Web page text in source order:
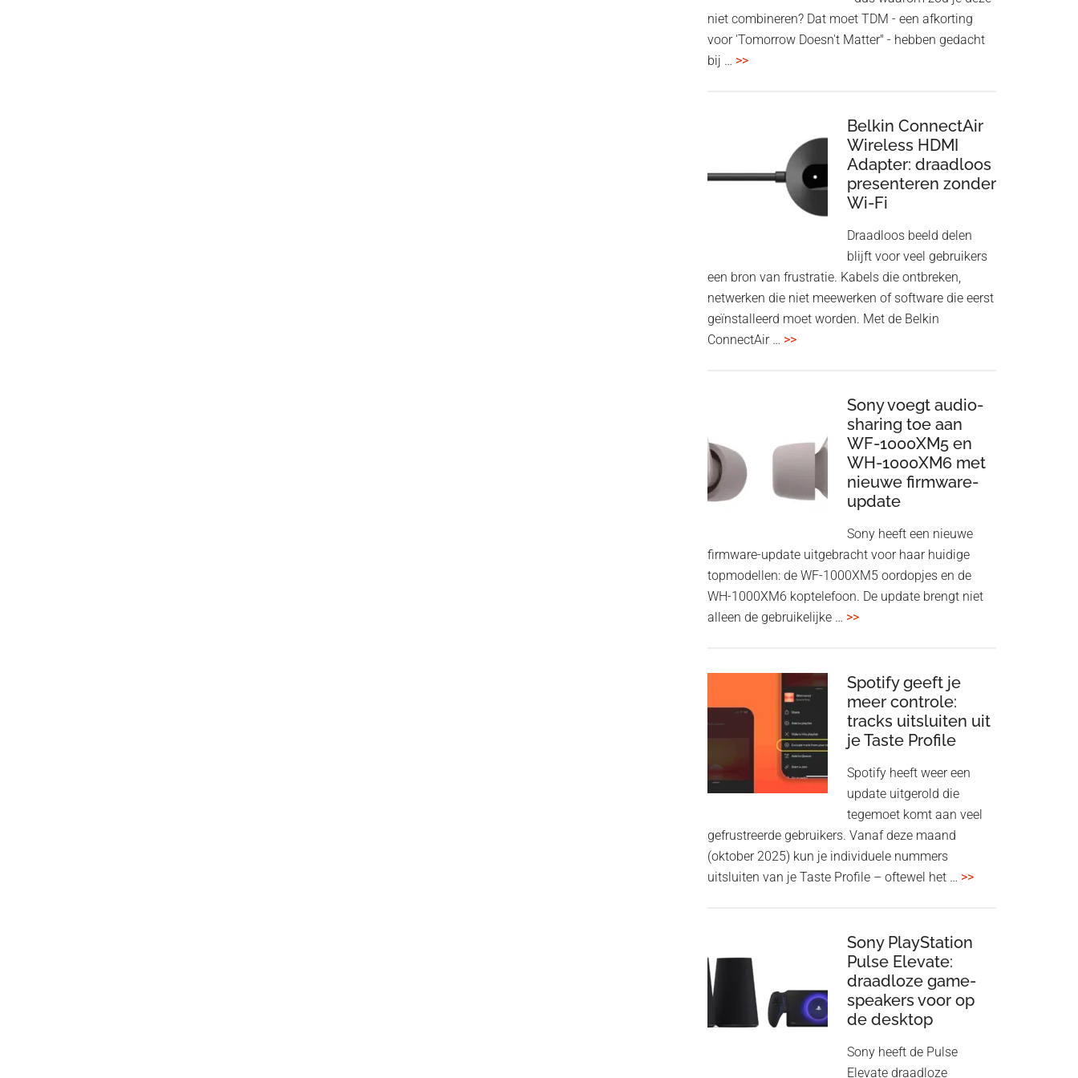
niet combineren? Dat moet TDM - een afkorting
voor 'Tomorrow Doesn't Matter" - hebben gedacht
bij … >>overHoofdtelefoon
twist
Belkin ConnectAir
Wireless HDMI
Adapter: draadloos
presenteren zonder
Wi-Fi
Draadloos beeld delen
blijft voor veel gebruikers
een bron van frustratie. Kabels die ontbreken,
netwerken die niet meewerken of software die eerst
geïnstalleerd moet worden. Met de Belkin
ConnectAir … >>overBelkin
draadloos
presenteren
zonder
Wi-
Sony voegt audio-
sharing toe aan
WF-1000XM5 en
WH-1000XM6 met
nieuwe firmware-
update
Sony heeft een nieuwe
firmware-update uitgebracht voor haar huidige
topmodellen: de WF-1000XM5 oordopjes en de
WH-1000XM6 koptelefoon. De update brengt niet
alleen de gebruikelijke … >>overSony
sharing
toe
aan
WF-
1000XM6
Spotify geeft je
meer controle:
tracks uitsluiten uit
je Taste Profile
Spotify heeft weer een
update uitgerold die
tegemoet komt aan veel
gefrustreerde gebruikers. Vanaf deze maand
(oktober 2025) kun je individuele nummers
uitsluiten van je Taste Profile – oftewel het … >>overSpotify
tracks
uitsluiten
Sony PlayStation
Pulse Elevate:
draadloze game-
speakers voor op
de desktop
Sony heeft de Pulse
Elevate draadloze